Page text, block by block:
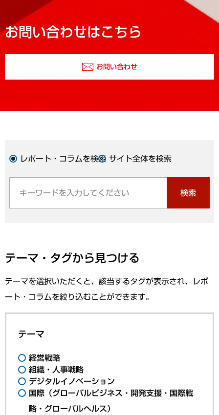
お問い合わせはこちら
お問い合わせ
レポート・コラムを検索 サイト全体を検索
検索
テーマ・タグから見つける
テーマを選択いただくと、該当するタグが表示され、レポ
ート・コラムを絞り込むことができます。
テーマ
経営戦略
組織・人事戦略
デジタルイノベーション
国際（グローバルビジネス・開発支援・国際戦
略・グローバルヘルス）